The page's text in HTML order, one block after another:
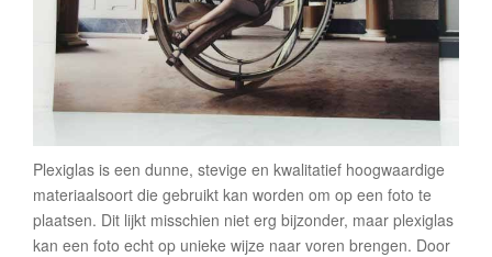
Plexiglas is een dunne, stevige en kwalitatief hoogwaardige
materiaalsoort die gebruikt kan worden om op een foto te
plaatsen. Dit lijkt misschien niet erg bijzonder, maar plexiglas
kan een foto echt op unieke wijze naar voren brengen. Door